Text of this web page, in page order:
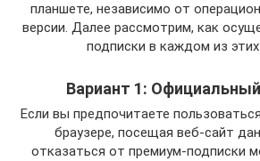
планшете, независимо от
версии. Далее рассмотрим, как
подписки в каждом из этих
Вариант 1:
Если вы предпочитаете
браузере, посещая веб-сайт
отказаться от премиум-подписки